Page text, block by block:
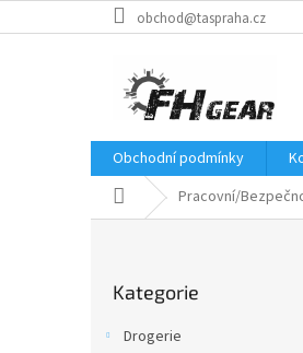
na
obchod@taspraha.cz
Obchodní podmínky
Domů Pracovní/
kategorie
Kategorie
Drogerie